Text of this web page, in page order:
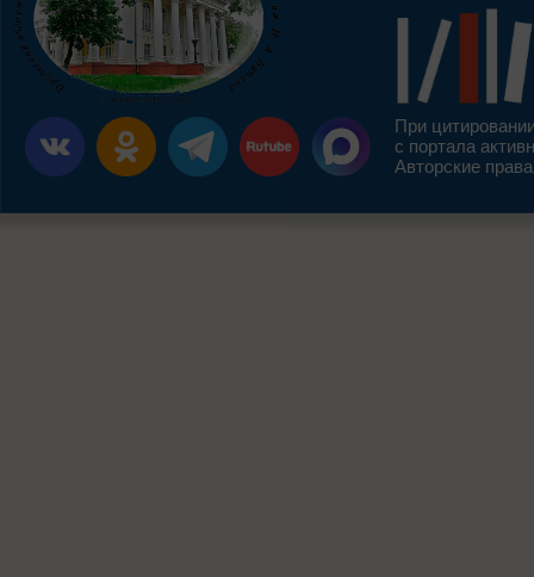
При
с портала
Авторские